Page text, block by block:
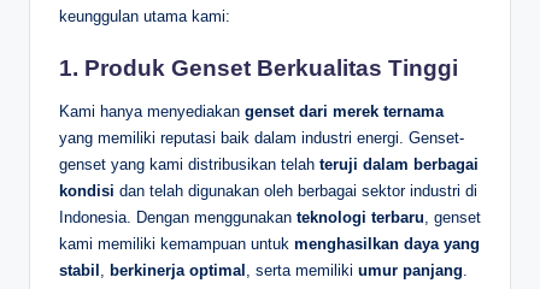
keunggulan utama kami:
1. Produk Genset Berkualitas Tinggi
Kami hanya menyediakan genset dari merek ternama
yang memiliki reputasi baik dalam industri energi. Genset-
genset yang kami distribusikan telah teruji dalam berbagai
kondisi dan telah digunakan oleh berbagai sektor industri di
Indonesia. Dengan menggunakan teknologi terbaru , genset
kami memiliki kemampuan untuk menghasilkan daya yang
stabil berkinerja optimal , serta memiliki umur panjang